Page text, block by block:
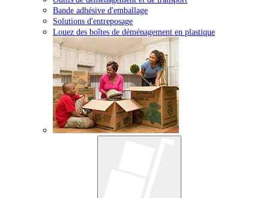
Bande adhésive d'emballage
Solutions d'entreposage
Louez des boîtes de déménagement en plastique